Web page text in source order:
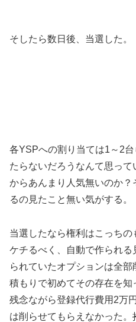
そしたら数日後、当選した。
各YSPへの割り当ては1～2
たらないだろうなんて思っ
からあんまり人気無いのか
るの見たこと無い気がする。
当選したなら権利はこっち
ケチるべく、自動で作られ
られていたオプションは全
積もりで初めてその存在を知
残念ながら登録代行費用2万
は削らせてもらえなかった。